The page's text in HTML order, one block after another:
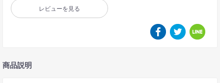
レビューを見る
商品説明